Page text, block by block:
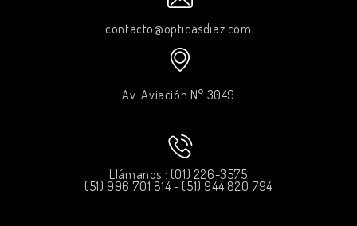
contacto@opticasdiaz.com
Av. Aviación N° 3049
Llámanos : (01) 226-3575
(51) 996 701 814 - (51) 944 820 794